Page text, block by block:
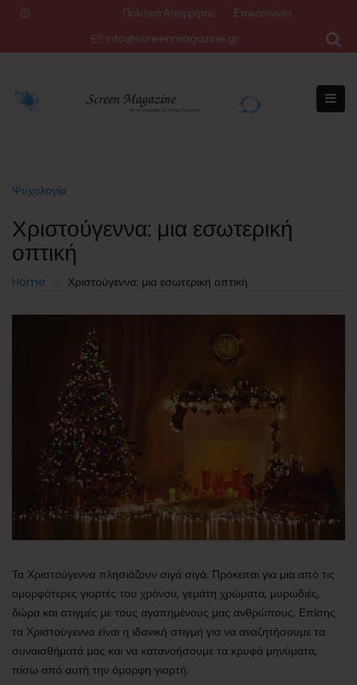
Πολιτική Απορρήτου
Επικοινωνία
info@screenmagazine.gr
Ψυχολογία
Χριστούγεννα: μια εσωτερική
οπτική
Home Χριστούγεννα: μια εσωτερική οπτική
Τα Χριστούγεννα πλησιάζουν σιγά σιγά. Πρόκειται για μια από τις
ομορφότερες γιορτές του χρόνου, γεμάτη χρώματα, μυρωδιές,
δώρα και στιγμές με τους αγαπημένους μας ανθρώπους. Επίσης
τα Χριστούγεννα είναι η ιδανική στιγμή για να αναζητήσουμε τα
συναισθήματά μας και να κατανοήσουμε τα κρυφά μηνύματα,
πίσω από αυτή την όμορφη γιορτή.